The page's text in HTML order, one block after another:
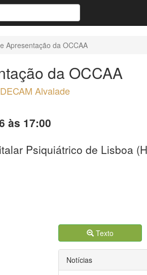
Apresentação da OCCAA
da OCCAA
Alvalade
às 17:00
Psiquiátrico de Lisboa
Texto
Notícias